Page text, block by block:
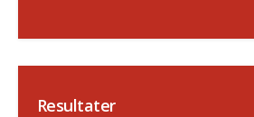
Resultater